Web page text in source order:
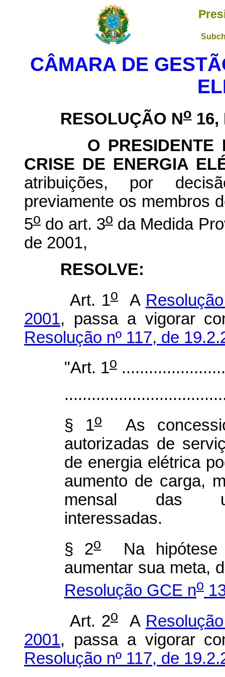
CÂMARA DE
RESOLUÇÃO No16,
O
CRISE DE ENERGIA
atribuições, por
previamente os membros
5o do art. 3oda Medida
de 2001,
RESOLVE:
Art. 1o A
2001, passa a vigorar
Resolução nº 117, de
"Art. 1o
§ 1oAs
autorizadas de
de energia elétrica
aumento de carga,
mensal das
interessadas.
§ 2oNa hipótese
aumentar sua meta,
Resolução GCE no
Art. 2o A
2001, passa a vigorar
Resolução nº 117, de